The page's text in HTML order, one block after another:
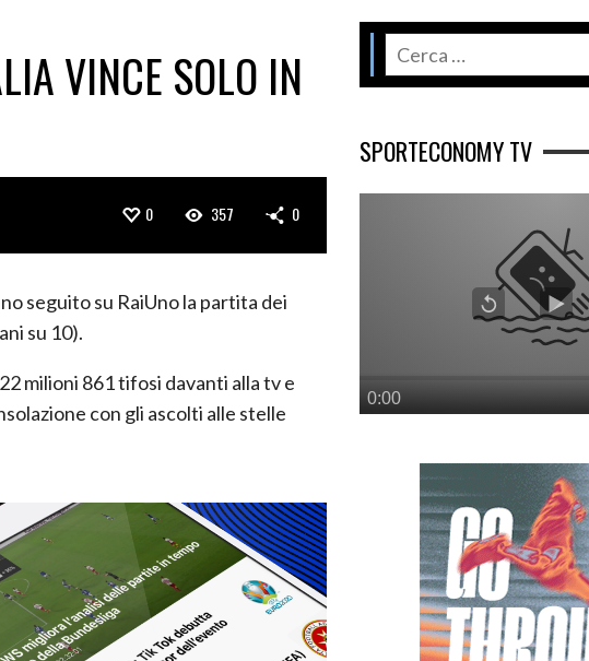
VINCE SOLO IN
0 357 0
seguito su RaiUno la partita dei
su 10).
milioni 861 tifosi davanti alla tv e
con gli ascolti alle stelle
SPORTECONOMY TV